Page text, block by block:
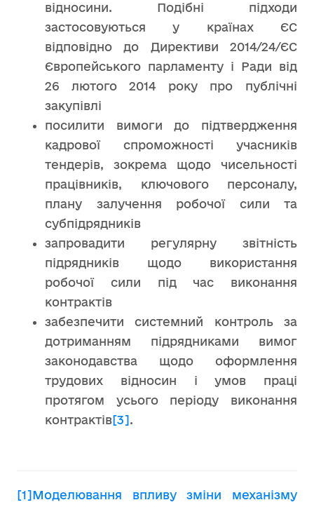
відносини. Подібні підходи
застосовуються у країнах ЄС
відповідно до Директиви 2014/24/ЄС
Європейського парламенту і Ради від
26 лютого 2014 року про публічні
закупівлі
посилити вимоги до підтвердження
кадрової спроможності учасників
тендерів, зокрема щодо чисельності
працівників, ключового персоналу,
плану залучення робочої сили та
субпідрядників
запровадити регулярну звітність
підрядників щодо використання
робочої сили під час виконання
контрактів
забезпечити системний контроль за
дотриманням підрядниками вимог
законодавства щодо оформлення
трудових відносин і умов праці
протягом усього періоду виконання
контрактів[3] .
[1] Моделювання впливу зміни механізму